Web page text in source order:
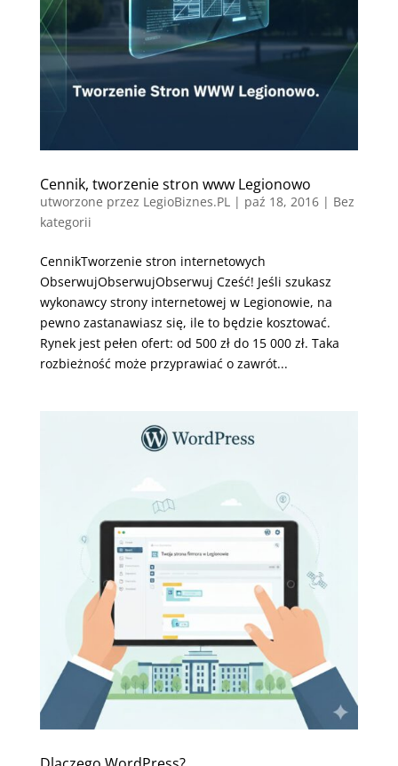
Cennik, tworzenie stron www Legionowo
utworzone przez LegioBiznes.PL | paź 18, 2016| Bez
kategorii
CennikTworzenie stron internetowych
ObserwujObserwujObserwuj Cześć! Jeśli szukasz
wykonawcy strony internetowej w Legionowie, na
pewno zastanawiasz się, ile to będzie kosztować.
Rynek jest pełen ofert: od 500 zł do 15 000 zł. Taka
rozbieżność może przyprawiać o zawrót...